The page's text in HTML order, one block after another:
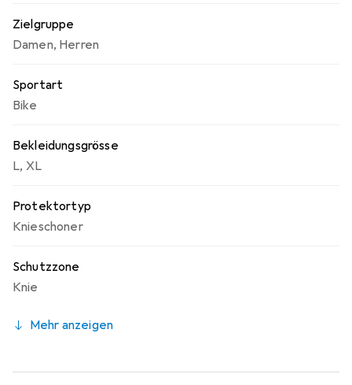
Zielgruppe
Damen, Herren
Sportart
Bike
Bekleidungsgrösse
L, XL
Protektortyp
Knieschoner
Schutzzone
Knie
Mehr anzeigen